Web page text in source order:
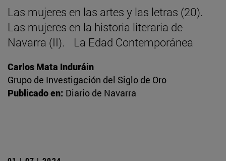
Las mujeres en las artes y las letras (20).
Las mujeres en la historia literaria de
Navarra (II). La Edad Contemporánea
Carlos Mata Induráin
Grupo de Investigación del Siglo de Oro
Publicado en: Diario de Navarra